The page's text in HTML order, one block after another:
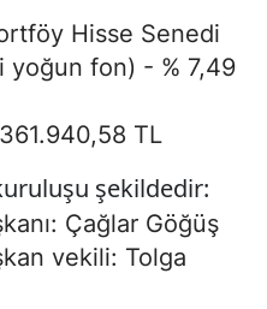
Hisse Senedi
yoğun fon) - % 7,49
TL
şekildedir:
Çağlar Göğüş
vekili: Tolga